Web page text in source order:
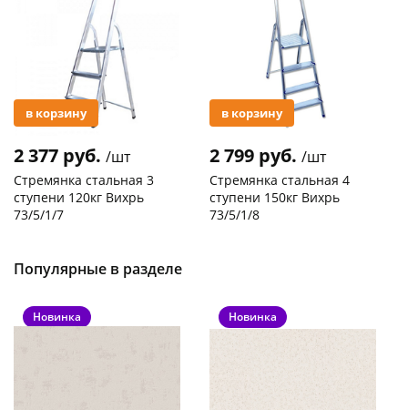
в корзину
2 377 руб. /шт
Стремянка стальная 3
ступени 120кг Вихрь
73/5/1/7
в корзину
2 799 руб. /шт
Стремянка стальная 4
ступени 150кг Вихрь
73/5/1/8
Популярные в разделе
Новинка Новинка